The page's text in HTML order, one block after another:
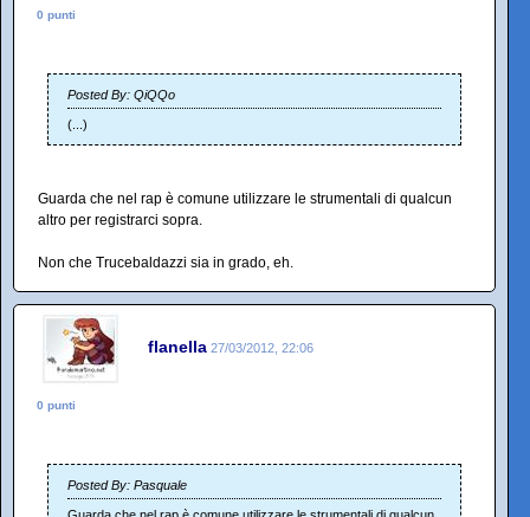
0 punti
Posted By: QiQQo
(...)
Guarda che nel rap è comune utilizzare le strumentali di qualcun
altro per registrarci sopra.
Non che Trucebaldazzi sia in grado, eh.
flanella 27/03/2012, 22:06
0 punti
Posted By: Pasquale